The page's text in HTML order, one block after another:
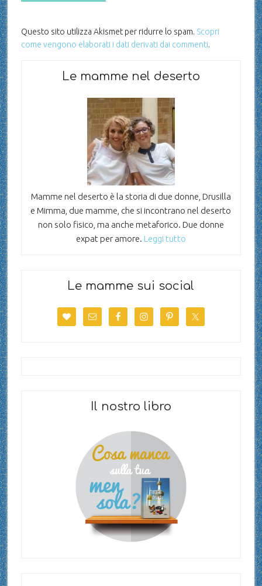
Questo sito utilizza Akismet per ridurre lo spam. Scopri
come vengono elaborati i dati derivati dai commenti.
Le mamme nel deserto
Mamme nel deserto è la storia di due donne, Drusilla
e Mimma, due mamme, che si incontrano nel deserto
non solo fisico, ma anche metaforico. Due donne
expat per amore. Leggi tutto
Le mamme sui social
Il nostro libro